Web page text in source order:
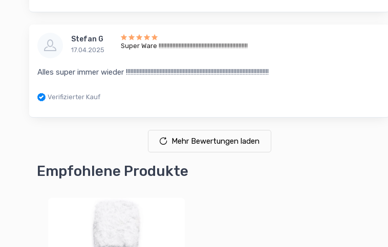
Stefan G
17.04.2025
Super Ware !!!!!!!!!!!!!!!!!!!!!!!!!!!!!!!!!!!!!!!!!!!!!!!!!!!!!!!!!!
Alles super immer wieder !!!!!!!!!!!!!!!!!!!!!!!!!!!!!!!!!!!!!!!!!!!!!!!!!!!!!!!!!!!!!!!!!!!!!!!!!!!!!!!!!!!!!!!!!!!!!
Verifizierter Kauf
Mehr Bewertungen laden
Empfohlene Produkte